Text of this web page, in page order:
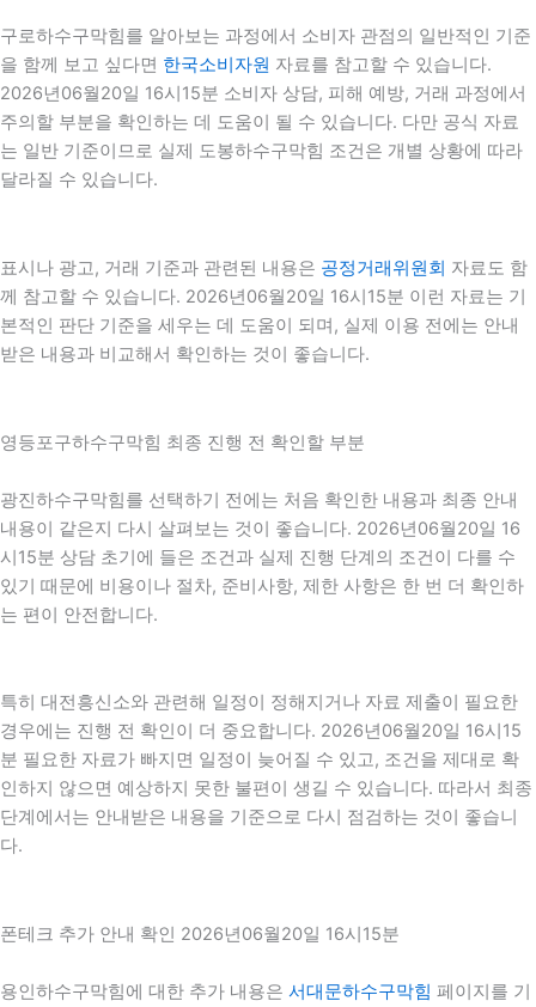
구로하수구막힘를 알아보는 과정에서 소비자 관점의 일반적인 기준
을 함께 보고 싶다면 한국소비자원 자료를 참고할 수 있습니다.
2026년06월20일 16시15분 소비자 상담, 피해 예방, 거래 과정에서
주의할 부분을 확인하는 데 도움이 될 수 있습니다. 다만 공식 자료
는 일반 기준이므로 실제 도봉하수구막힘 조건은 개별 상황에 따라
달라질 수 있습니다.
표시나 광고, 거래 기준과 관련된 내용은 공정거래위원회 자료도 함
께 참고할 수 있습니다. 2026년06월20일 16시15분 이런 자료는 기
본적인 판단 기준을 세우는 데 도움이 되며, 실제 이용 전에는 안내
받은 내용과 비교해서 확인하는 것이 좋습니다.
영등포구하수구막힘 최종 진행 전 확인할 부분
광진하수구막힘를 선택하기 전에는 처음 확인한 내용과 최종 안내
내용이 같은지 다시 살펴보는 것이 좋습니다. 2026년06월20일 16
시15분 상담 초기에 들은 조건과 실제 진행 단계의 조건이 다를 수
있기 때문에 비용이나 절차, 준비사항, 제한 사항은 한 번 더 확인하
는 편이 안전합니다.
특히 대전흥신소와 관련해 일정이 정해지거나 자료 제출이 필요한
경우에는 진행 전 확인이 더 중요합니다. 2026년06월20일 16시15
분 필요한 자료가 빠지면 일정이 늦어질 수 있고, 조건을 제대로 확
인하지 않으면 예상하지 못한 불편이 생길 수 있습니다. 따라서 최종
단계에서는 안내받은 내용을 기준으로 다시 점검하는 것이 좋습니
다.
폰테크 추가 안내 확인 2026년06월20일 16시15분
용인하수구막힘에 대한 추가 내용은 서대문하수구막힘 페이지를 기